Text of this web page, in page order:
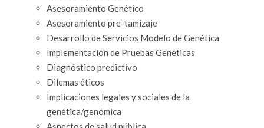
Asesoramiento Genético
Asesoramiento pre-tamizaje
Desarrollo de Servicios Modelo de Genética
Implementación de Pruebas Genéticas
Diagnóstico predictivo
Dilemas éticos
Implicaciones legales y sociales de la
genética/genómica